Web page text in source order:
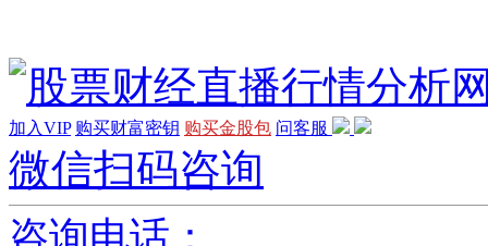
加入VIP 购买财富密钥 购买金股包 问客服
微信扫码咨询
咨询电话：